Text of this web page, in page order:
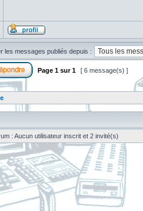
les messages publiés depuis :
Page 1 sur1 [ 6 message(s) ]
: Aucun utilisateur inscrit et 2 invité(s)